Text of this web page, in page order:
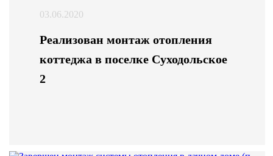
03.06.2020
Реализован монтаж отопления
коттеджа в поселке Суходольское
2